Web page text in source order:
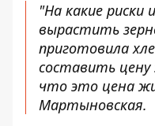
"На какие
вырастить
приготовила
составить
что это цена
Мартыновская.